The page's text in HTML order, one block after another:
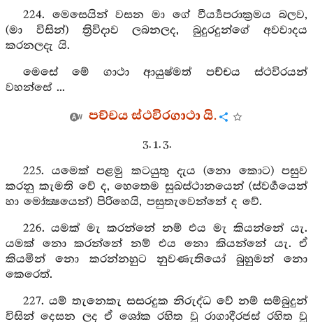
224. මෙසෙයින් වසන මා ගේ වීර්‍ය්‍යපරාක්‍රමය බලව,
(මා විසින්) ත්‍රිවිදාව ලබනලද, බුදුරදුන්ගේ අවවාදය
කරනලදැ යි.
මෙසේ මේ ගාථා ආයුෂ්මත් පච්චය ස්ථවිරයන්
වහන්සේ ...
පච්චය ස්ථවිරගාථා යි.
3. 1. 3.
225. යමෙක් පළමු කටයුතු දැය (නො කොට) පසුව
කරනු කැමති වේ ද, හෙතෙම සුඛස්ථානයෙන් (ස්වර්‍ගයෙන්
හා මෝක්‍ෂයෙන්) පිරිහෙයි, පසුතැවෙන්නේ ද වේ.
226. යමක් මැ කරන්නේ නම් එය මැ කියන්නේ යැ.
යමක් නො කරන්නේ නම් එය නො කියන්නේ යැ. ඒ
කියමින් නො කරන්නහුට නුවණැතියෝ බුහුමන් නො
කෙරෙත්.
227. යම් තැනෙකැ සසරදුක නිරුද්ධ වේ නම් සම්බුදුන්
විසින් දෙසන ලද ඒ ශෝක රහිත වූ රාගාදීරජස් රහිත වූ